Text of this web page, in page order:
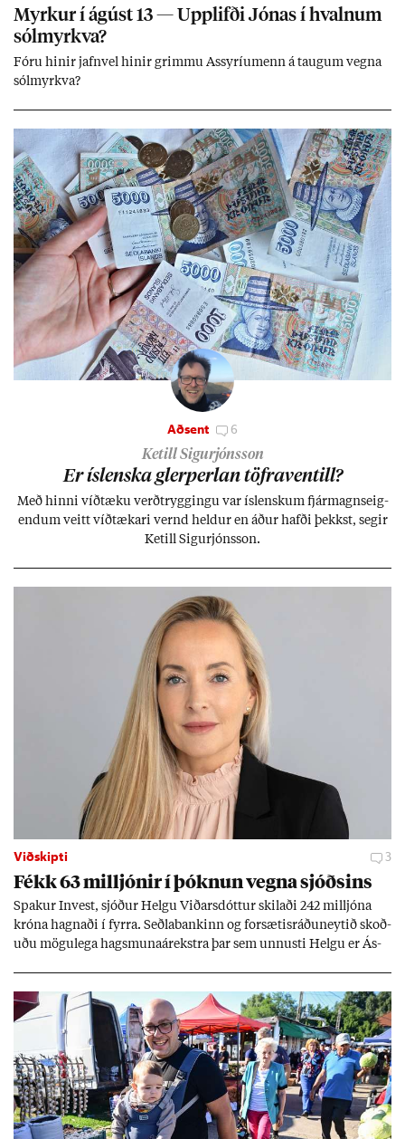
Myrk­ur í ág­úst 13 — Upp­lifði Jón­as í hvaln­um
sól­myrkva?
Fóru hinir jafn­vel hinir grimmu Ass­yríu­menn á taug­um vegna
sól­myrkva?
Aðsent 6
Ketill Sigurjónsson
Er ís­lenska glerperl­an töfra­ventill?
Með hinni víð­tæku verð­trygg­ingu var ís­lensk­um fjár­magns­eig­
end­um veitt víð­tæk­ari vernd held­ur en áð­ur hafði þekkst, seg­ir
Ketill Sig­ur­jóns­son.
Viðskipti 3
Fékk 63 millj­ón­ir í þókn­un vegna sjóðs­ins
Spak­ur In­vest, sjóð­ur Helgu Við­ars­dótt­ur skil­aði 242 millj­óna
króna hagn­aði í fyrra. Seðla­bank­inn og for­sæt­is­ráðu­neyt­ið skoð­
uðu mögu­lega hags­muna­árekstra þar sem unnusti Helgu er Ás­